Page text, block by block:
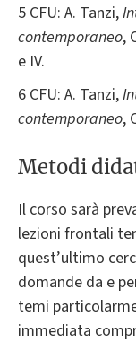
5 CFU: A. Tanzi,
contemporaneo,
e IV.
6 CFU: A. Tanzi,
contemporaneo,
Metodi
Il corso sarà
lezioni frontali
quest’ultimo
domande da e
temi
immediata